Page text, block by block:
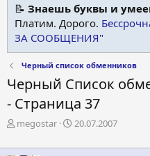
📝 Знаешь буквы и
Платим. Дорого.
ЗА СООБЩЕНИЯ"
Черный список обменников
Черный Список
- Страница 37
А
т
megostar
Д
т
20.07.2007